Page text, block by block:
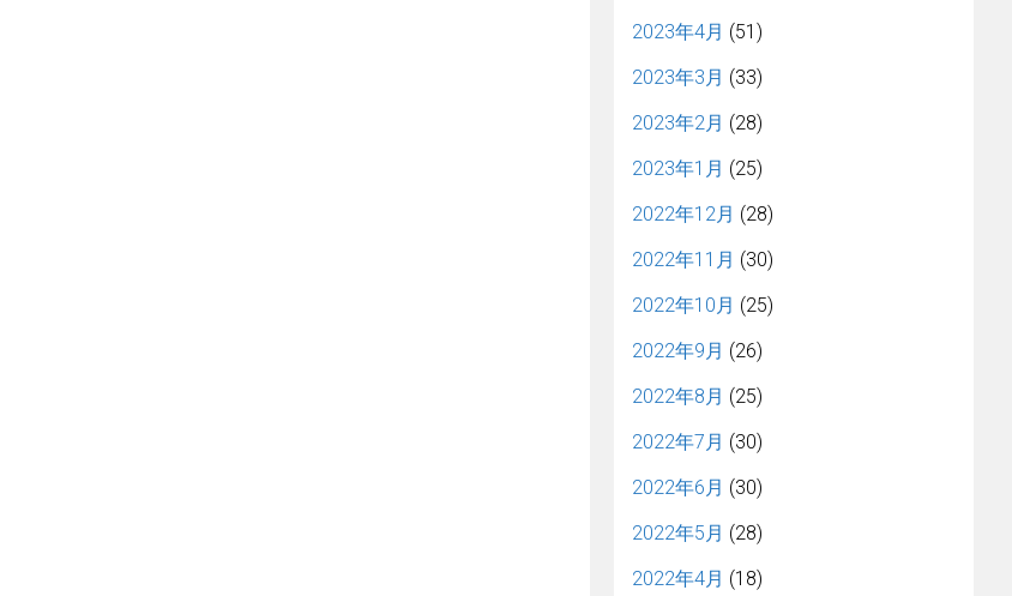
2023年4月 (51)
2023年3月 (33)
2023年2月 (28)
2023年1月 (25)
2022年12月 (28)
2022年11月 (30)
2022年10月 (25)
2022年9月 (26)
2022年8月 (25)
2022年7月 (30)
2022年6月 (30)
2022年5月 (28)
2022年4月 (18)